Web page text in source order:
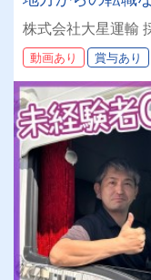
タムしてOK！20
ーも現役で活躍
期安定して働け
株式会社大星運輸
動画あり 賞与あり